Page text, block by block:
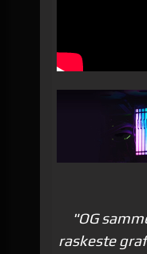
"OG
raskeste